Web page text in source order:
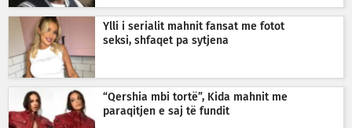
Ylli i serialit mahnit fansat me fotot
seksi, shfaqet pa sytjena
“Qershia mbi tortë”, Kida mahnit me
paraqitjen e saj të fundit